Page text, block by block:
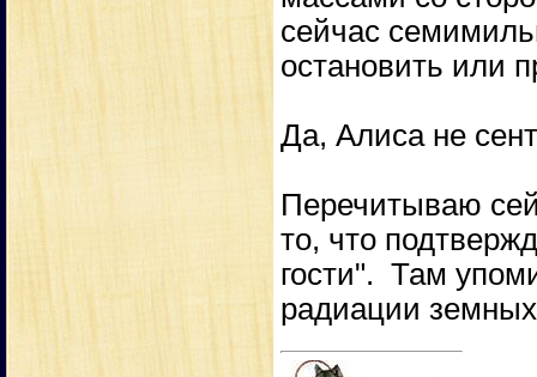
сейчас
остановить или
Да, Алиса не
Перечитываю
то, что
гости". Там
радиации